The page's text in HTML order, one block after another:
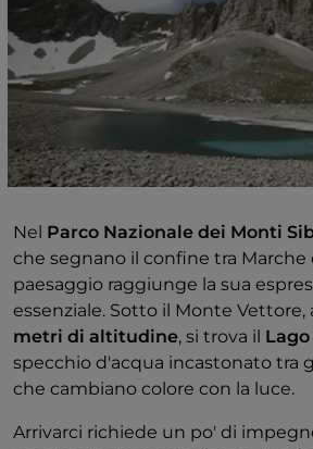
caldi della roccia, il colore
contrasto netto e restituisce un
paesaggio: anche qui la natura si
soprattutto nelle forme e nei
dimensioni.
Nel Parco Nazionale dei Monti
che segnano il confine tra Marche
paesaggio raggiunge la sua
essenziale. Sotto il Monte Vettore,
metri di altitudine, si trova il
specchio d'acqua incastonato tra
che cambiano colore con la luce.
Arrivarci richiede un po' di